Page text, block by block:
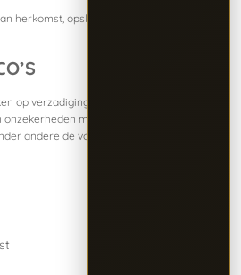
herkomst, opslag of productspecificaties
op verzadiging, eetlust of metabole
met zich meebrengen. In
andere de volgende aandachtspunten